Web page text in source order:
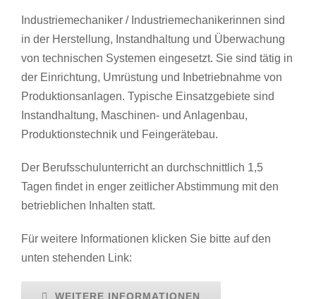
Industriemechaniker / Industriemechanikerinnen sind
in der Herstellung, Instandhaltung und Überwachung
von technischen Systemen eingesetzt. Sie sind tätig in
der Einrichtung, Umrüstung und Inbetriebnahme von
Produktionsanlagen. Typische Einsatzgebiete sind
Instandhaltung, Maschinen- und Anlagenbau,
Produktionstechnik und Feingerätebau.
Der Berufsschulunterricht an durchschnittlich 1,5
Tagen findet in enger zeitlicher Abstimmung mit den
betrieblichen Inhalten statt.
Für weitere Informationen klicken Sie bitte auf den
unten stehenden Link:
WEITERE INFORMATIONEN